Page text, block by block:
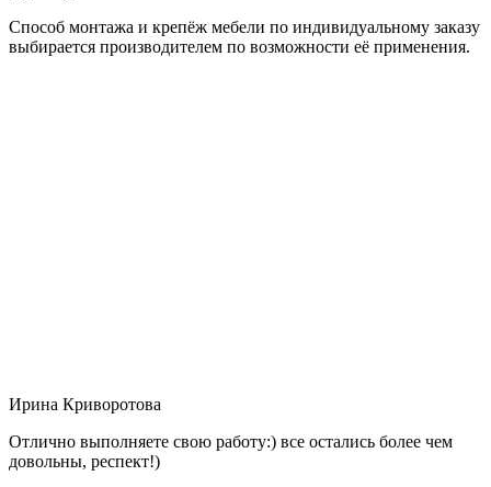
Способ монтажа и крепёж мебели по индивидуальному заказу
выбирается производителем по возможности её применения.
Ирина Криворотова
Отлично выполняете свою работу:) все остались более чем
довольны, респект!)